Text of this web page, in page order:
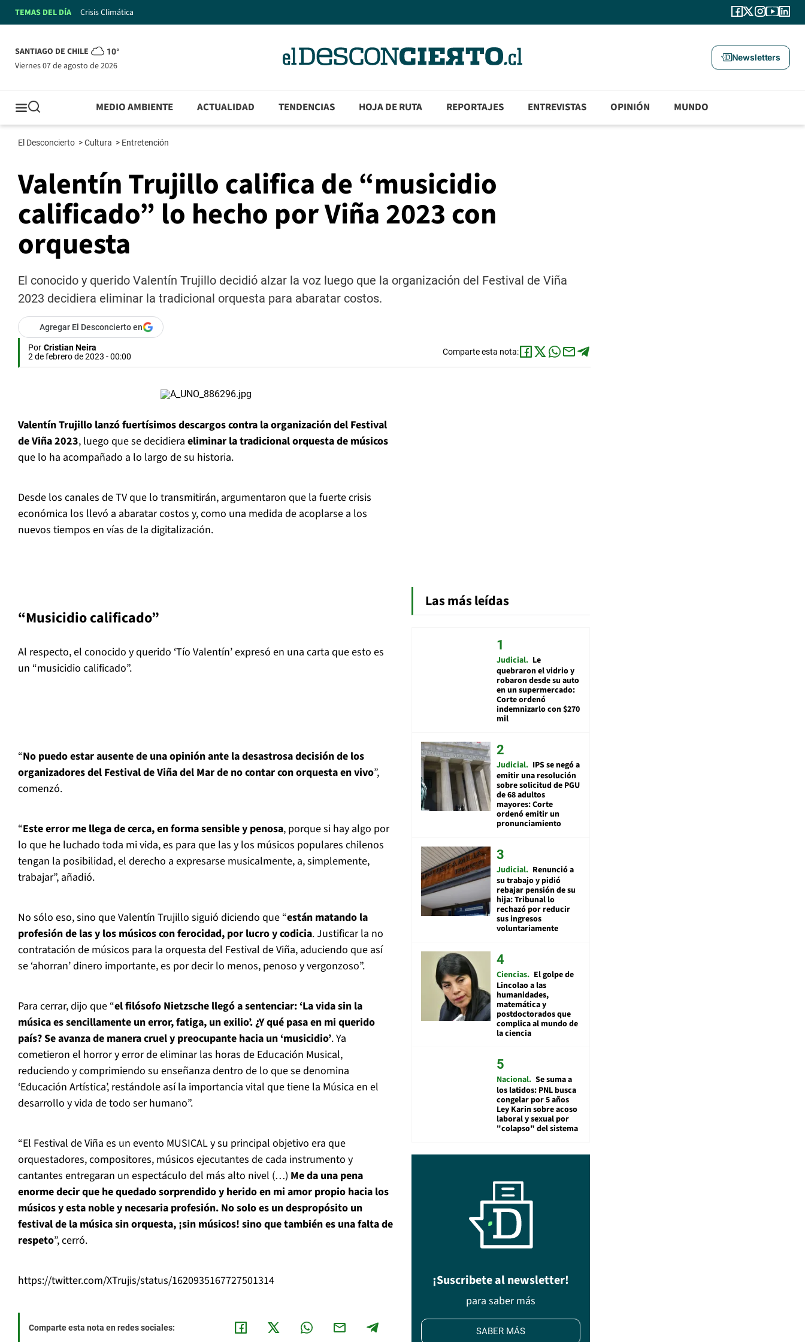
TEMAS DEL DÍA Crisis Climática
SANTIAGO DE CHILE 10°
viernes 07 de agosto de 2026
Newsletters
MEDIO AMBIENTE ACTUALIDAD TENDENCIAS HOJA DE RUTA REPORTAJES ENTREVISTAS OPINIÓN MUNDO
El Desconcierto >Cultura > Entretención
Valentín Trujillo califica de “musicidio
calificado” lo hecho por Viña 2023 con
orquesta
El conocido y querido Valentín Trujillo decidió alzar la voz luego que la organización del Festival de Viña
2023 decidiera eliminar la tradicional orquesta para abaratar costos.
Agregar El Desconcierto en
Por Cristian Neira
2 de febrero de 2023 - 00:00
Comparte esta nota:
Valentín Trujillo lanzó fuertísimos descargos contra la organización del Festival
de Viña 2023, luego que se decidiera eliminar la tradicional orquesta de músicos
que lo ha acompañado a lo largo de su historia.
Desde los canales de TV que lo transmitirán, argumentaron que la fuerte crisis
económica los llevó a abaratar costos y, como una medida de acoplarse a los
nuevos tiempos en vías de la digitalización.
“Musicidio calificado”
Al respecto, el conocido y querido ‘Tío Valentín’ expresó en una carta que esto es
un “musicidio calificado”.
“No puedo estar ausente de una opinión ante la desastrosa decisión de los
organizadores del Festival de Viña del Mar de no contar con orquesta en vivo”,
comenzó.
“Este error me llega de cerca, en forma sensible y penosa, porque si hay algo por
lo que he luchado toda mi vida, es para que las y los músicos populares chilenos
tengan la posibilidad, el derecho a expresarse musicalmente, a, simplemente,
trabajar”, añadió.
No sólo eso, sino que Valentín Trujillo siguió diciendo que “están matando la
profesión de las y los músicos con ferocidad, por lucro y codicia. Justificar la no
contratación de músicos para la orquesta del Festival de Viña, aduciendo que así
se ‘ahorran’ dinero importante, es por decir lo menos, penoso y vergonzoso”.
Para cerrar, dijo que “el filósofo Nietzsche llegó a sentenciar: ‘La vida sin la
música es sencillamente un error, fatiga, un exilio’. ¿Y qué pasa en mi querido
país? Se avanza de manera cruel y preocupante hacia un ‘musicidio’. Ya
cometieron el horror y error de eliminar las horas de Educación Musical,
reduciendo y comprimiendo su enseñanza dentro de lo que se denomina
‘Educación Artística’, restándole así la importancia vital que tiene la Música en el
desarrollo y vida de todo ser humano”.
“El Festival de Viña es un evento MUSICAL y su principal objetivo era que
orquestadores, compositores, músicos ejecutantes de cada instrumento y
cantantes entregaran un espectáculo del más alto nivel (…) Me da una pena
enorme decir que he quedado sorprendido y herido en mi amor propio hacia los
músicos y esta noble y necesaria profesión. No solo es un despropósito un
festival de la música sin orquesta, ¡sin músicos! sino que también es una falta de
respeto”, cerró.
https://twitter.com/XTrujis/status/1620935167727501314
Comparte esta nota en redes sociales:
Las más leídas
Judicial Le
quebraron el vidrio y
robaron desde su auto
en un supermercado:
Corte ordenó
indemnizarlo con $270
mil
Judicial IPS se negó a
emitir una resolución
sobre solicitud de PGU
de 68 adultos
mayores: Corte
ordenó emitir un
pronunciamiento
Judicial Renunció a
su trabajo y pidió
rebajar pensión de su
hija: Tribunal lo
rechazó por reducir
sus ingresos
voluntariamente
Ciencias El golpe de
Lincolao a las
humanidades,
matemática y
postdoctorados que
complica al mundo de
la ciencia
Nacional Se suma a
los latidos: PNL busca
congelar por 5 años
Ley Karin sobre acoso
laboral y sexual por
"colapso" del sistema
¡Suscribete al newsletter!
para saber más
SABER MÁS